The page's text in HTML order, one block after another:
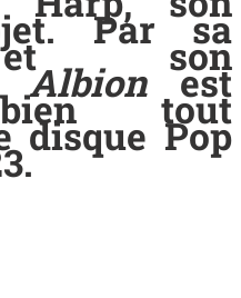
Par sa
et son
Albionest
tout
disque Pop